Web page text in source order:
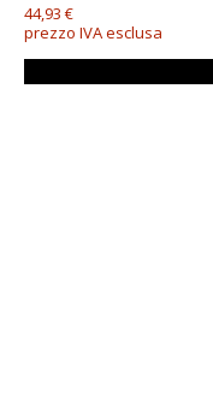
44,93 €
prezzo IVA esclusa